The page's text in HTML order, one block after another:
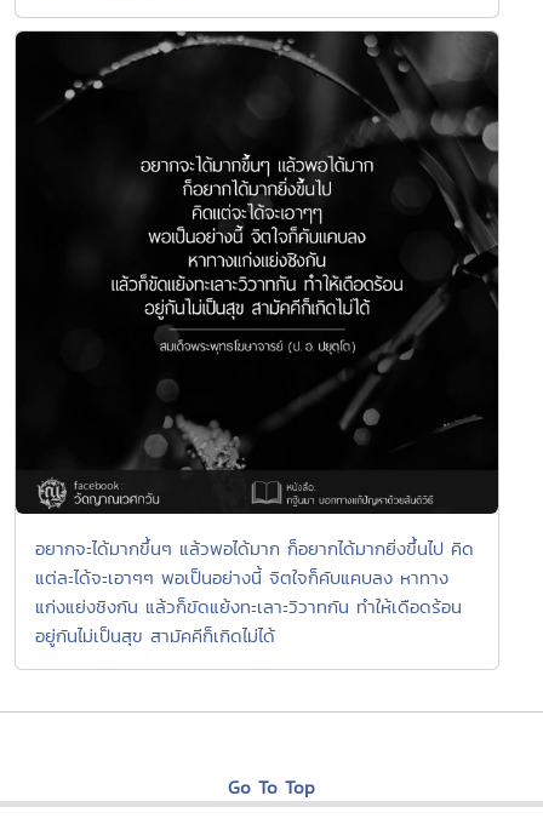
อยากจะได้มากขึ้นๆ แล้วพอได้มาก ก็อยากได้มากยิ่งขึ้นไป คิด
แต่ละได้จะเอาๆๆ พอเป็นอย่างนี้ จิตใจก็คับแคบลง หาทาง
แก่งแย่งชิงกัน แล้วก็ขัดแย้งทะเลาะวิวาทกัน ทำให้เดือดร้อน
อยู่กันไม่เป็นสุข สามัคคีก็เกิดไม่ได้
Go To Top